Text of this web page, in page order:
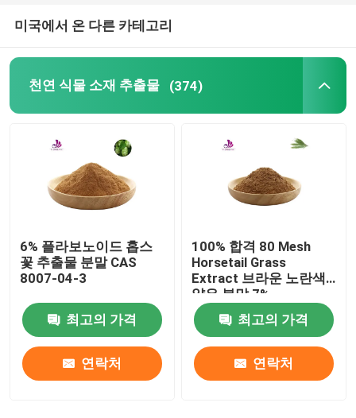
OEM 보충제
미국에서 온 다른 카테고리
천연 식물 소재 추출물 (374)
6% 플라보노이드 홉스
꽃 추출물 분말 CAS
8007-04-3
최고의 가격
연락처
100% 합격 80 Mesh
Horsetail Grass
Extract 브라운 노란색
얇은 분말 7%
최고의 가격
연락처